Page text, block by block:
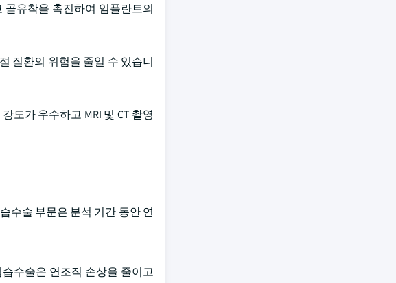
골유착을 촉진하여 임플란트의
질환의 위험을 줄일 수 있습니
도가 우수하고 MRI 및 CT 촬영
수술 부문은 분석 기간 동안 연
수술은 연조직 손상을 줄이고